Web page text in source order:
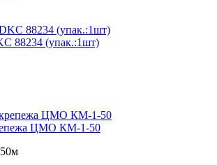
88234 (упак.:1шт)
ЦМО КМ-1-50